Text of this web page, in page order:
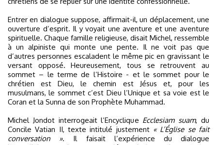
Entrer en dialogue suppose, affirmait-il, un déplacement, une
ouverture d’esprit. Il y voyait une aventure et une aventure
spirituelle. Chaque famille religieuse, disait Michel, ressemble
à un alpiniste qui monte une pente. Il ne voit pas que
d’autres personnes escaladent le même pic en gravissant le
versant opposé. Heureusement, tous se retrouvent au
sommet – le terme de l’Histoire - et le sommet pour le
chrétien est Dieu, le chemin est Jésus et, pour les
musulmans, le sommet c’est Dieu l’Unique et sa voie est le
Coran et la Sunna de son Prophète Muhammad.
Michel Jondot interrogeait l’Encyclique Ecclesiam suam, du
Concile Vatian II, texte intitulé justement « L’Église se fait
conversation ». Il faisait l’expérience du dialogue